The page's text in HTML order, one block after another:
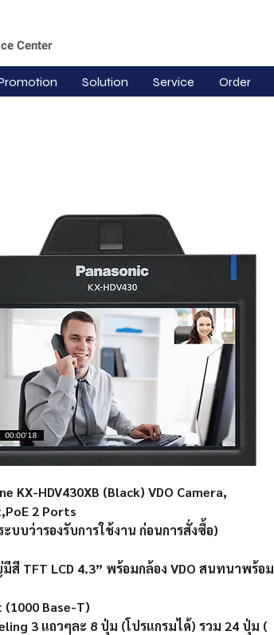
Center
Solution Service Order
KX-HDV430XB (Black) VDO Camera,
2 Ports
บบว่ารองรับการใช้งาน ก่อนการสั่งซื้อ)
สี TFT LCD 4.3” พร้อมกล้อง VDO สนทนาพร้อม
Base-T)
3 แถวๆละ 8 ปุ่ม (โปรแกรมได้) รวม 24 ปุ่ม (